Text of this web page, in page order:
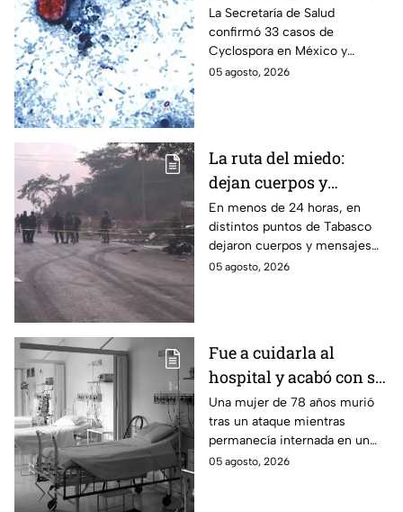
México: ¿en qué estado
se reportan los brotes
de diarrea explosiva?
La Secretaría de Salud
confirmó 33 casos de
Cyclospora en México y
mantiene investigaciones en
05 agosto, 2026
La ruta del miedo:
dejan cuerpos y
mensajes criminales
en carreteras de
Tabasco en un solo día
En menos de 24 horas, en
distintos puntos de Tabasco
dejaron cuerpos y mensajes
criminales en varias carreteras
05 agosto, 2026
Fue a cuidarla al
hospital y acabó con su
vida: Hombre habría
asfixiado a su suegra
mientras estaba
internada en Veracruz
Una mujer de 78 años murió
tras un ataque mientras
permanecía internada en un
hospital de Veracruz;
05 agosto, 2026